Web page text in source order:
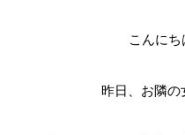
こんにち
昨日、お隣の